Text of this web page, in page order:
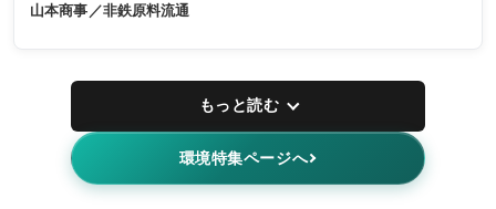
山本商事／非鉄原料流通
もっと読む
環境特集ページへ